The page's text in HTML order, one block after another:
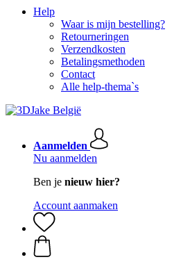
Help
Waar is mijn bestelling?
Retourneringen
Verzendkosten
Betalingsmethoden
Contact
Alle help-thema`s
Aanmelden
Nu aanmelden
Ben je nieuw hier?
Account aanmaken